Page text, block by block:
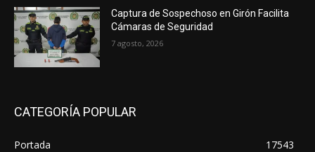
Captura de Sospechoso en Girón Facilita
Cámaras de Seguridad
7 agosto, 2026
CATEGORÍA POPULAR
Portada
17543